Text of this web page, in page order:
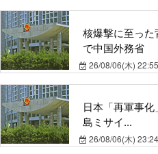
核爆撃に至っ
で中国外務省
26/08/06(木) 22:55
日本「再軍事
島ミサイ...
26/08/06(木) 23:24